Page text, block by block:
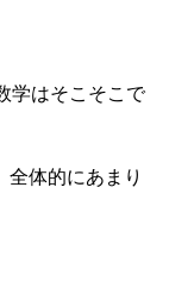
学はそこそこで
全体的にあまり